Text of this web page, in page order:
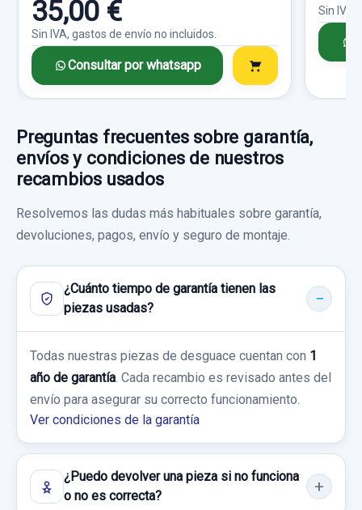
35,00 €
Sin IVA, gastos de envío no incluidos.
Consultar por whatsapp
Sin IVA,
Preguntas frecuentes sobre garantía,
envíos y condiciones de nuestros
recambios usados
Resolvemos las dudas más habituales sobre garantía,
devoluciones, pagos, envío y seguro de montaje.
¿Cuánto tiempo de garantía tienen las
piezas usadas?
Todas nuestras piezas de desguace cuentan con 1
año de garantía . Cada recambio es revisado antes del
envío para asegurar su correcto funcionamiento.
Ver condiciones de la garantía
¿Puedo devolver una pieza si no funciona
o no es correcta?